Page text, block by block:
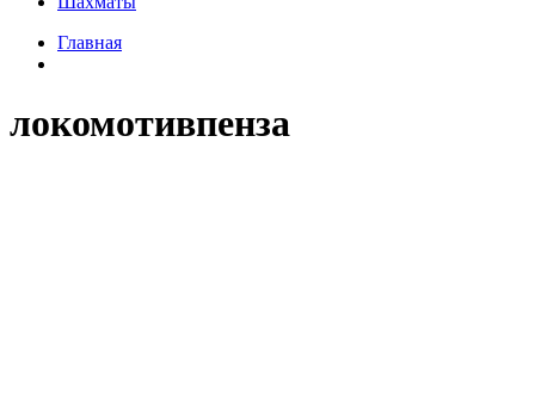
Главная
локомотивпенза